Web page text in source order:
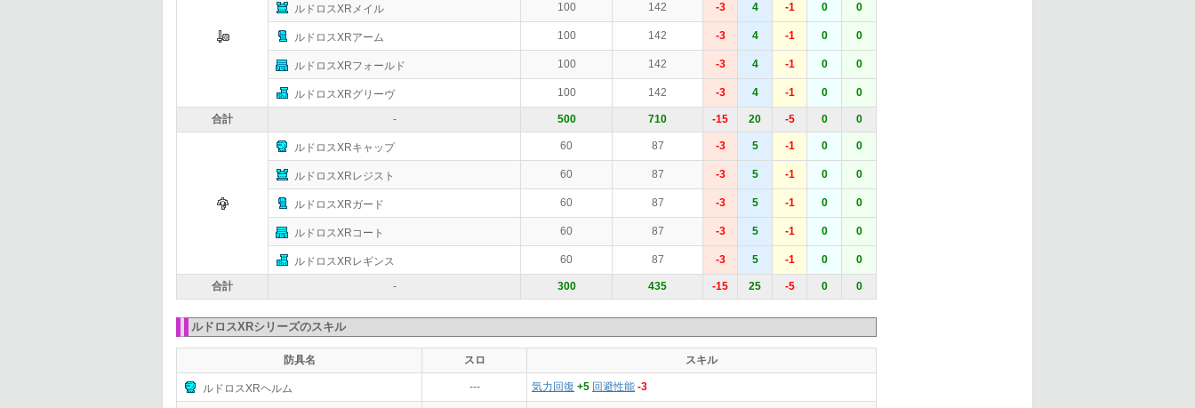
ルドロスXRメイル 100 142 -3 4 -1 0 0
ルドロスXRアーム 100 142 -3 4 -1 0 0
ルドロスXRフォールド 100 142 -3 4 -1 0 0
ルドロスXRグリーヴ 100 142 -3 4 -1 0 0
合計 - 500 710 -15 20 -5 0 0
ルドロスXRキャップ 60 87 -3 5 -1 0 0
ルドロスXRレジスト 60 87 -3 5 -1 0 0
ルドロスXRガード 60 87 -3 5 -1 0 0
ルドロスXRコート 60 87 -3 5 -1 0 0
ルドロスXRレギンス 60 87 -3 5 -1 0 0
合計 - 300 435 -15 25 -5 0 0
ルドロスXRシリーズのスキル
防具名 スロ スキル
ルドロスXRヘルム --- 気力回復 +5 回避性能 -3